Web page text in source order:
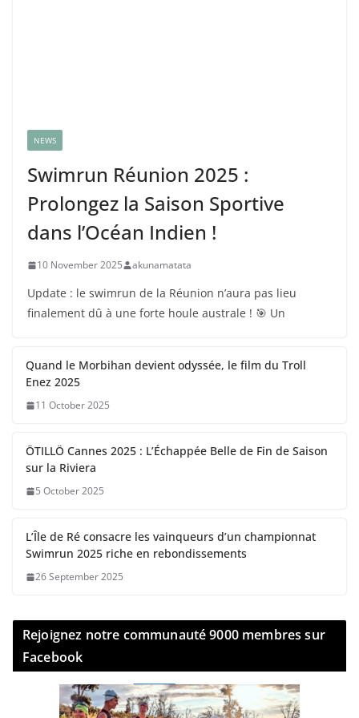
NEWS
Swimrun Réunion 2025 :
Prolongez la Saison Sportive
dans l’Océan Indien !
10 November 2025 akunamatata
Update : le swimrun de la Réunion n’aura pas lieu
finalement dû à une forte houle australe ! 🎯 Un
Quand le Morbihan devient odyssée, le film du Troll
Enez 2025
11 October 2025
ÖTILLÖ Cannes 2025 : L’Échappée Belle de Fin de Saison
sur la Riviera
5 October 2025
L’Île de Ré consacre les vainqueurs d’un championnat
Swimrun 2025 riche en rebondissements
26 September 2025
Rejoignez notre communauté 9000 membres sur
Facebook